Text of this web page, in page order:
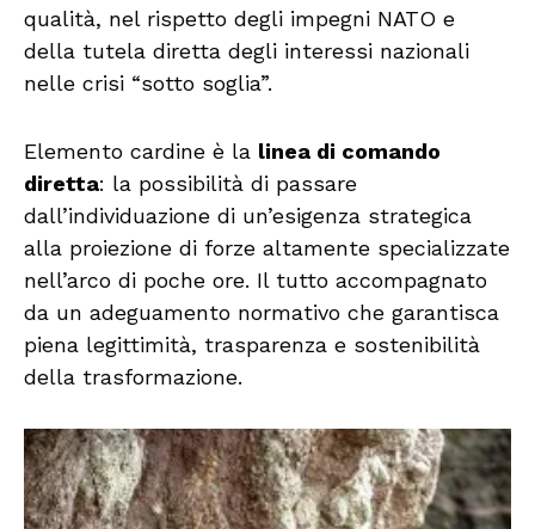
qualità, nel rispetto degli impegni NATO e
della tutela diretta degli interessi nazionali
nelle crisi “sotto soglia”.
Elemento cardine è la linea di comando
diretta: la possibilità di passare
dall’individuazione di un’esigenza strategica
alla proiezione di forze altamente specializzate
nell’arco di poche ore. Il tutto accompagnato
da un adeguamento normativo che garantisca
piena legittimità, trasparenza e sostenibilità
della trasformazione.